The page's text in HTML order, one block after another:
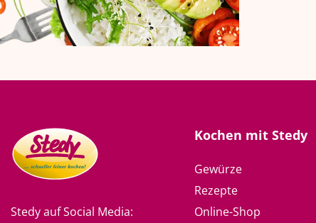
Stedy auf Social Media:
Kochen mit Stedy
Gewürze
Rezepte
Online-Shop